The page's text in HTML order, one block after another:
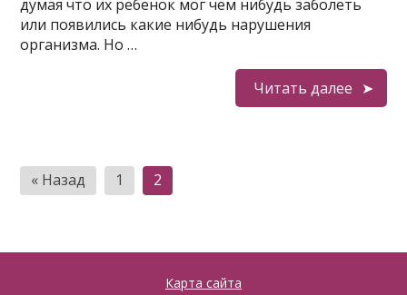
думая что их ребенок мог чем нибудь заболеть
или появились какие нибудь нарушения
организма. Но …
Читать далее
Пагинация
записей
« Назад 1 2
Карта сайта